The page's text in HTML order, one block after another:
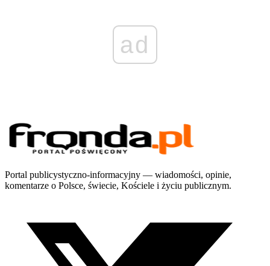
ad
Portal publicystyczno-informacyjny — wiadomości, opinie,
komentarze o Polsce, świecie, Kościele i życiu publicznym.